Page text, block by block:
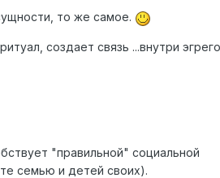
то же самое.
создает связь ...внутри
"правильной" социальной
семью и детей своих).